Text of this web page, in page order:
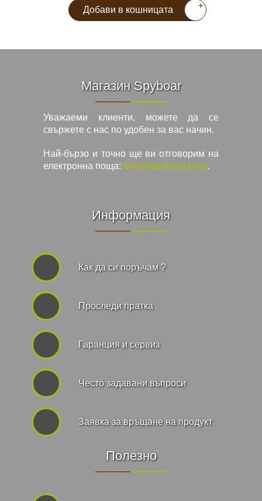
Добави в кошницата +
Магазин Spyboar
Уважаеми клиенти, можете да се
свържете с нас по удобен за вас начин.
Най-бързо и точно ще ви отговорим на
електронна поща: info@spyboar.com.
Информация
Как да си поръчам ?
Проследи пратка
Гаранция и сервиз
Често задавани въпроси
Заявка за връщане на продукт
Полезно